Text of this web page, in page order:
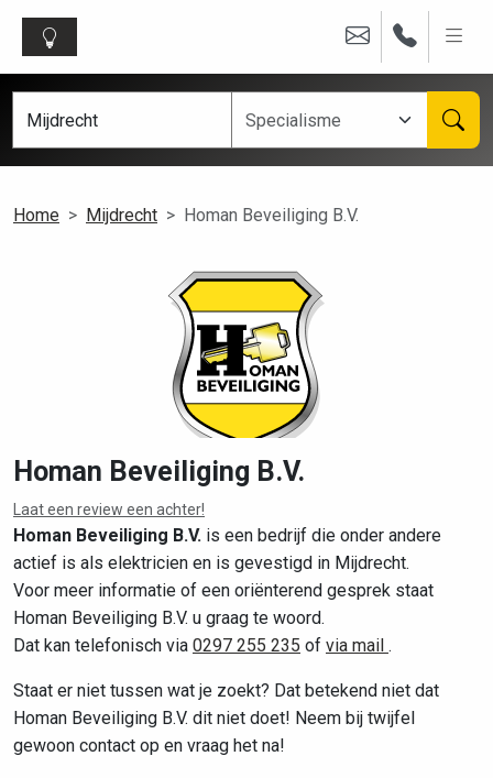
Home Mijdrecht Homan Beveiliging B.V.
Homan Beveiliging B.V.
Laat een review een achter!
Homan Beveiliging B.V. is een bedrijf die onder andere
actief is als elektricien en is gevestigd in Mijdrecht.
Voor meer informatie of een oriënterend gesprek staat
Homan Beveiliging B.V. u graag te woord.
Dat kan telefonisch via 0297 255 235 of via mail .
Staat er niet tussen wat je zoekt? Dat betekend niet dat
Homan Beveiliging B.V. dit niet doet! Neem bij twijfel
gewoon contact op en vraag het na!